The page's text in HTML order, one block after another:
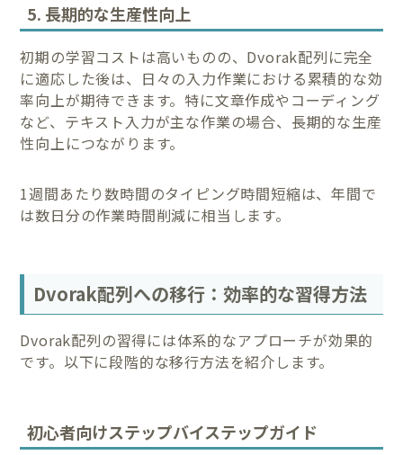
5. 長期的な生産性向上
初期の学習コストは高いものの、Dvorak配列に完全
に適応した後は、日々の入力作業における累積的な効
率向上が期待できます。特に文章作成やコーディング
など、テキスト入力が主な作業の場合、長期的な生産
性向上につながります。
1週間あたり数時間のタイピング時間短縮は、年間で
は数日分の作業時間削減に相当します。
Dvorak配列への移行：効率的な習得方法
Dvorak配列の習得には体系的なアプローチが効果的
です。以下に段階的な移行方法を紹介します。
初心者向けステップバイステップガイド